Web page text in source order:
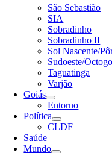
São Sebastião
SIA
Sobradinho
Sobradinho II
Sol Nascente/
Sudoeste/
Taguatinga
Varjão
Goiás
Entorno
Política
CLDF
Saúde
Mundo